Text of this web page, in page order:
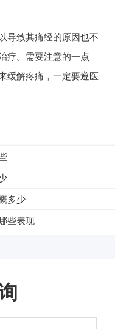
导致其痛经的原因也不
疗。需要注意的一点
缓解疼痛，一定要遵医
多少
些表现